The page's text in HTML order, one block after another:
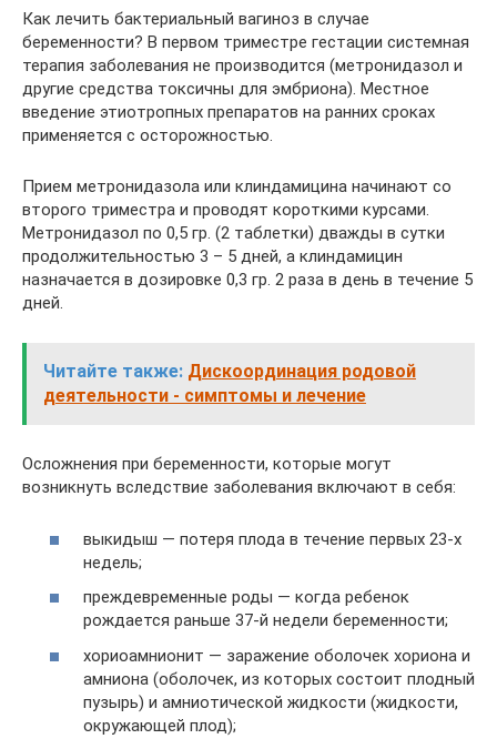
Как лечить бактериальный вагиноз в случае
беременности? В первом триместре гестации системная
терапия заболевания не производится (метронидазол и
другие средства токсичны для эмбриона). Местное
введение этиотропных препаратов на ранних сроках
применяется с осторожностью.
Прием метронидазола или клиндамицина начинают со
второго триместра и проводят короткими курсами.
Метронидазол по 0,5 гр. (2 таблетки) дважды в сутки
продолжительностью 3 – 5 дней, а клиндамицин
назначается в дозировке 0,3 гр. 2 раза в день в течение 5
дней.
Читайте также: Дискоординация родовой
деятельности - симптомы и лечение
Осложнения при беременности, которые могут
возникнуть вследствие заболевания включают в себя:
выкидыш — потеря плода в течение первых 23-х
недель;
преждевременные роды — когда ребенок
рождается раньше 37-й недели беременности;
хориоамнионит — заражение оболочек хориона и
амниона (оболочек, из которых состоит плодный
пузырь) и амниотической жидкости (жидкости,
окружающей плод);